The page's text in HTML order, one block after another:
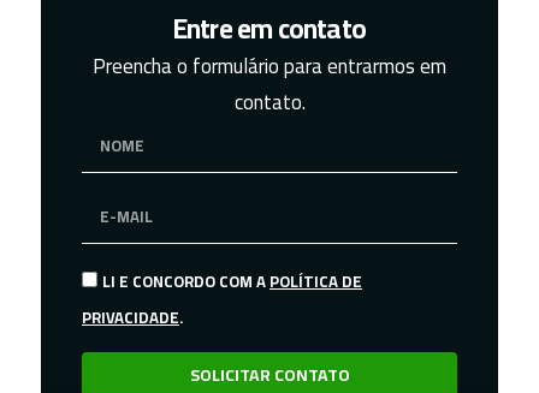
Entre em contato
Preencha o formulário para entrarmos em
contato.
LI E CONCORDO COM APOLÍTICA DE
PRIVACIDADE.
SOLICITAR CONTATO